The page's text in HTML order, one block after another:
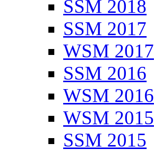
SSM 2018
SSM 2017
WSM 2017
SSM 2016
WSM 2016
WSM 2015
SSM 2015